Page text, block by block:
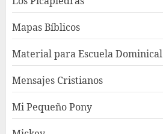
Mapas Bíblicos
Material para Escuela Dominical
Mensajes Cristianos
Mi Pequeño Pony